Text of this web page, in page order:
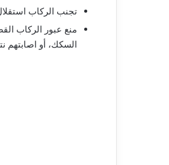
تجنب الركاب
منع عبور الركاب
السكك، أو